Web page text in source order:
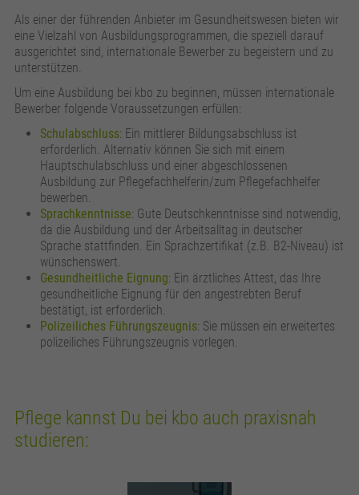
Als einer der führenden Anbieter im Gesundheitswesen bieten wir
eine Vielzahl von Ausbildungsprogrammen, die speziell darauf
ausgerichtet sind, internationale Bewerber zu begeistern und zu
unterstützen.
Um eine Ausbildung bei kbo zu beginnen, müssen internationale
Bewerber folgende Voraussetzungen erfüllen:
Schulabschluss: Ein mittlerer Bildungsabschluss ist
erforderlich. Alternativ können Sie sich mit einem
Hauptschulabschluss und einer abgeschlossenen
Ausbildung zur Pflegefachhelferin/zum Pflegefachhelfer
bewerben.
Sprachkenntnisse: Gute Deutschkenntnisse sind notwendig,
da die Ausbildung und der Arbeitsalltag in deutscher
Sprache stattfinden. Ein Sprachzertifikat (z.B. B2-Niveau) ist
wünschenswert.
Gesundheitliche Eignung: Ein ärztliches Attest, das Ihre
gesundheitliche Eignung für den angestrebten Beruf
bestätigt, ist erforderlich.
Polizeiliches Führungszeugnis: Sie müssen ein erweitertes
polizeiliches Führungszeugnis vorlegen​​.
Pflege kannst Du bei kbo auch praxisnah
studieren: